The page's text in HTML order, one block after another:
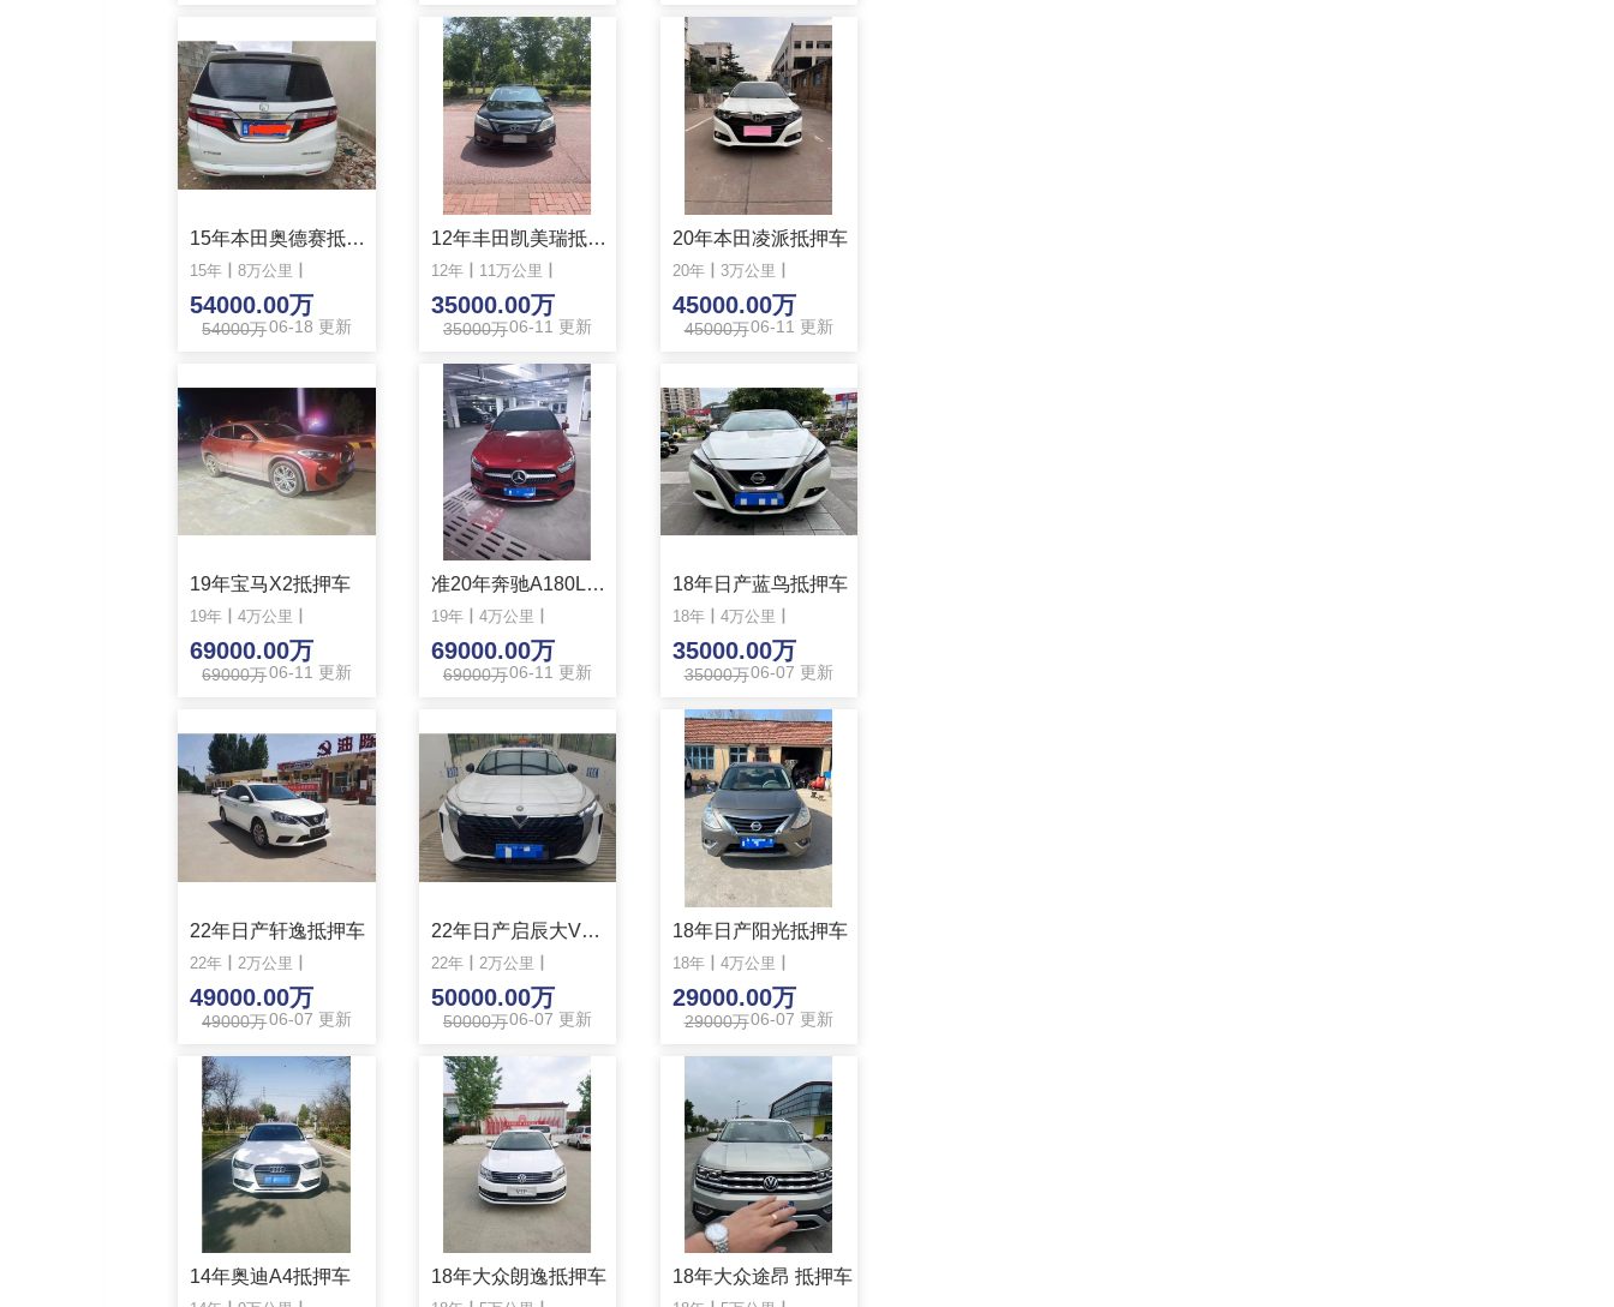
15年本田奥德赛抵押车
15年 丨8万公里
54000.00万
54000万06-18 更新
12年丰田凯美瑞抵押车
12年丨 11万公里
35000.00万
35000万06-11 更新
20年本田凌派抵押车
20年丨 3万公里
45000.00万
45000万06-11 更新
19年宝马X2抵押车
19年 丨4万公里
69000.00万
69000万06-11 更新
准20年奔驰A180L抵押车
19年丨 4万公里
69000.00万
69000万06-11 更新
18年日产蓝鸟抵押车
18年丨 4万公里
35000.00万
35000万06-07 更新
22年日产轩逸抵押车
22年 2万公里
49000.00万
49000万06-07 更新
22年日产启辰大V抵押车
22年丨 2万公里
50000.00万
50000万06-07 更新
18年日产阳光抵押车
18年丨 4万公里
29000.00万
29000万06-07 更新
14年奥迪A4抵押车 18年大众朗逸抵押车 18年大众途昂 抵押车